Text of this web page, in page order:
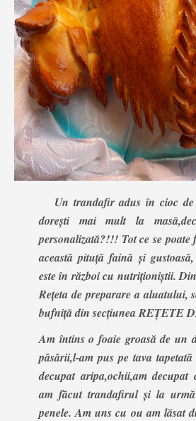
Un trandafir adus în cioc de
dorești mai mult la
personalizată?!!! Tot ce se poate
această pituță faină și
este în război cu nutriționiștii.
Rețeta de preparare a aluatului,
bufniță din secțiunea REȚETE
Am întins o foaie groasă de un
păsării,l-am pus pe tava
decupat aripa,ochii,am
am făcut trandafirul și la
penele. Am uns cu ou am lăsat